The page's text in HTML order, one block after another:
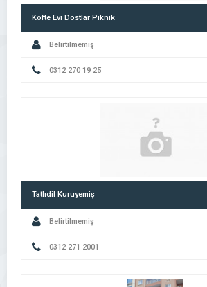
Köfte Evi Dostlar Piknik
Belirtilmemiş
0312 270 19 25
Tatlıdil Kuruyemiş
Belirtilmemiş
0312 271 2001